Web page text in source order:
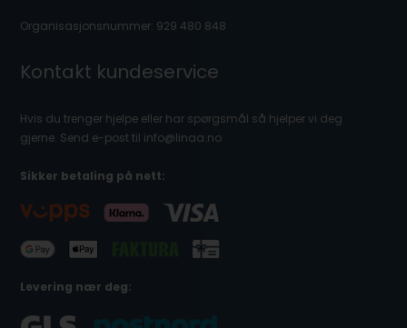
Organisasjonsnummer: 929 480 848
Kontakt kundeservice
Hvis du trenger hjelpe eller har spørgsmål så hjelper vi deg
gjerne. Send e-post til info@linaa.no
Sikker betaling på nett:
Levering nær deg: